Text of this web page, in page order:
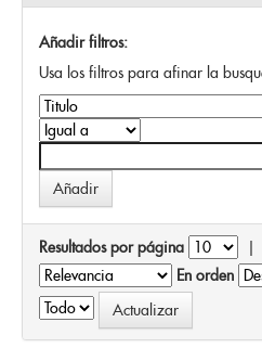
Añadir filtros:
Usa los filtros para afinar la
Resultados por página |
En orden